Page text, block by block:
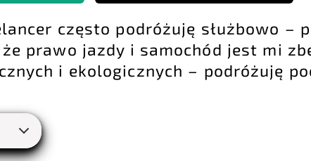
często podróżuję służbowo –
prawo jazdy i samochód jest mi
i ekologicznych – podróżuję